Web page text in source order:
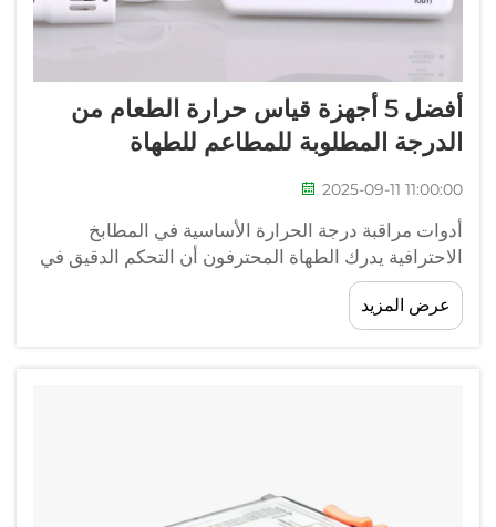
أفضل 5 أجهزة قياس حرارة الطعام من
الدرجة المطلوبة للمطاعم للطهاة
2025-09-11 11:00:00
أدوات مراقبة درجة الحرارة الأساسية في المطابخ
الاحترافية يدرك الطهاة المحترفون أن التحكم الدقيق في
درجة الحرارة يمكن أن يكون الفارق بين طبق مطهو
بشكل مثالي وكارثة طهي. يُعد جهاز قياس الحرارة
الموثوق به هو...
عرض المزيد